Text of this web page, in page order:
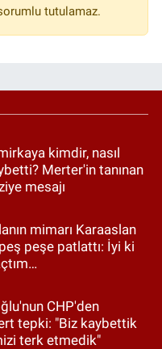
tutulamaz.
kimdir, nasıl
Merter'in tanınan
mesajı
mimarı Karaaslan
peşe patlattı: İyi ki
CHP'den
tepki: "Biz kaybettik
terk etmedik"